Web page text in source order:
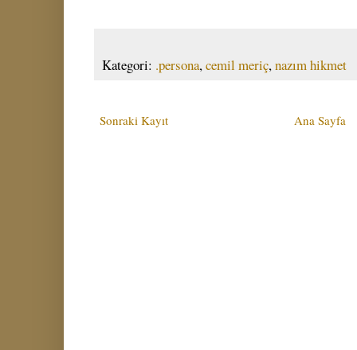
Kategori: .persona,cemil meriç,nazım hikmet
Sonraki Kayıt Ana Sayfa